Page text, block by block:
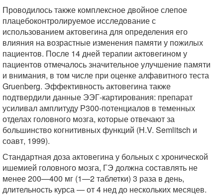
Проводилось также комплексное двойное слепое
плацебоконтролируемое исследование с
использованием актовегина для определения его
влияния на возрастные изменения памяти у пожилых
пациентов. После 14 дней терапии актовегином у
пациентов отмечалось значительное улучшение памяти
и внимания, в том числе при оценке алфавитного теста
Gruenberg. Эффективность актовегина также
подтвердили данные ЭЭГ-картирования: препарат
усиливал амплитуду Р300-потенциалов в теменных
отделах головного мозга, которые отвечают за
большинство когнитивных функций (H.V. Semlitsch и
соавт, 1999).
Стандартная доза актовегина у больных с хронической
ишемией головного мозга, ГЭ должна составлять не
менее 200—400 мг (1—2 таблетки) 3 раза в день,
длительность курса — от 4 нед до нескольких месяцев.